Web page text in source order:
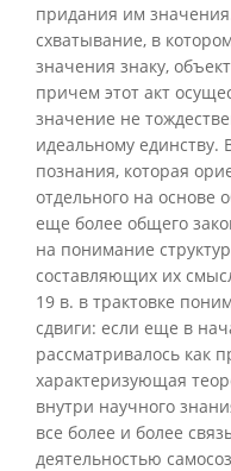
придания им
схватывание, в
значения знаку,
причем этот акт
значение не
идеальному единству.
познания, которая
отдельного на основе
еще более общего
на понимание
составляющих их
19 в. в трактовке
сдвиги: если еще в
рассматривалось как
характеризующая
внутри научного
все более и более
деятельностью